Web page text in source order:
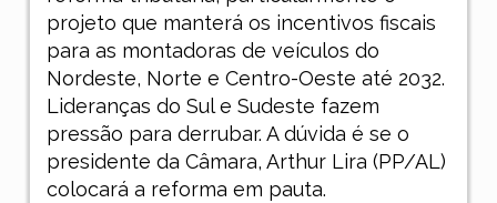
projeto que manterá os incentivos fiscais
para as montadoras de veículos do
Nordeste, Norte e Centro-Oeste até 2032.
Lideranças do Sul e Sudeste fazem
pressão para derrubar. A dúvida é se o
presidente da Câmara, Arthur Lira (PP/AL)
colocará a reforma em pauta.